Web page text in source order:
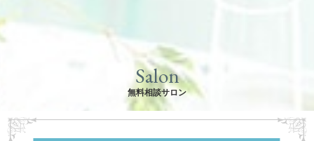
Salon
無料相談サロン